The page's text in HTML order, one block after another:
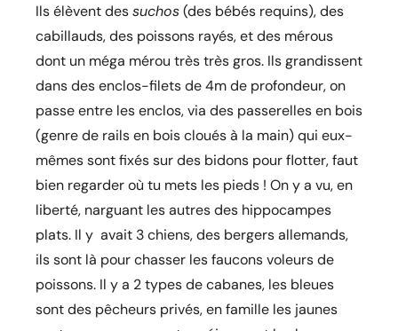
Ils élèvent dessuchos(des bébés requins), des
cabillauds, des poissons rayés, et des mérous
dont un méga mérou très très gros. Ils grandissent
dans des enclos-filets de 4m de profondeur, on
passe entre les enclos, via des passerelles en bois
(genre de rails en bois cloués à la main) qui eux-
mêmes sont fixés sur des bidons pour flotter, faut
bien regarder où tu mets les pieds ! On y a vu, en
liberté, narguant les autres des hippocampes
plats. Il y avait 3 chiens, des bergers allemands,
ils sont là pour chasser les faucons voleurs de
poissons. Il y a 2 types de cabanes, les bleues
sont des pêcheurs privés, en famille les jaunes